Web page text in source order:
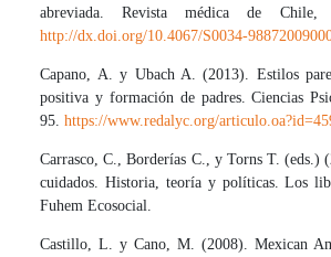
abreviada. Revista médica de Chile,
http://dx.doi.org/10.4067/S0034-
Capano, A. y Ubach A. (2013). Estilos
positiva y formación de padres. Ciencias
95.https://www.redalyc.org/
Carrasco, C., Borderías C., y Torns T. (eds.)
cuidados. Historia, teoría y políticas. Los
Fuhem Ecosocial.
Castillo, L. y Cano, M. (2008). Mexican